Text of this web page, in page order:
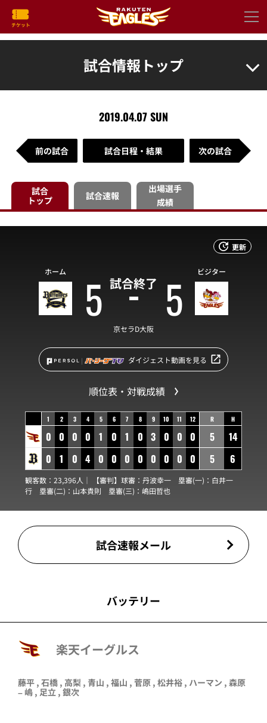
試合情報トップ
2019.04.07 SUN
前の試合 試合日程・結果 次の試合
試合
トップ
試合速報
出場選手
成績
更新
試合終了
ホーム 5 5 ビジター
京セラD大阪
ダイジェスト動画を見る
順位表・対戦成績
1 2 3 4 5 6 7 8 9 10 11 12
0 0 0 0 1 0 1 0 3 0 0 0
0
1 0 4 0 0 0 0 0 0 0 0
R H
5
14
5
6
観客数：23,396人｜ 【審判】球審： 丹波幸一 塁審(一)： 白井一
行 塁審(二)： 山本貴則 塁審(三)： 嶋田哲也
試合速報メール
バッテリー
楽天イーグルス
藤平 , 石橋 , 高梨 , 青山 , 福山 , 菅原 , 松井裕 , ハーマン , 森原
– 嶋 , 足立 , 銀次